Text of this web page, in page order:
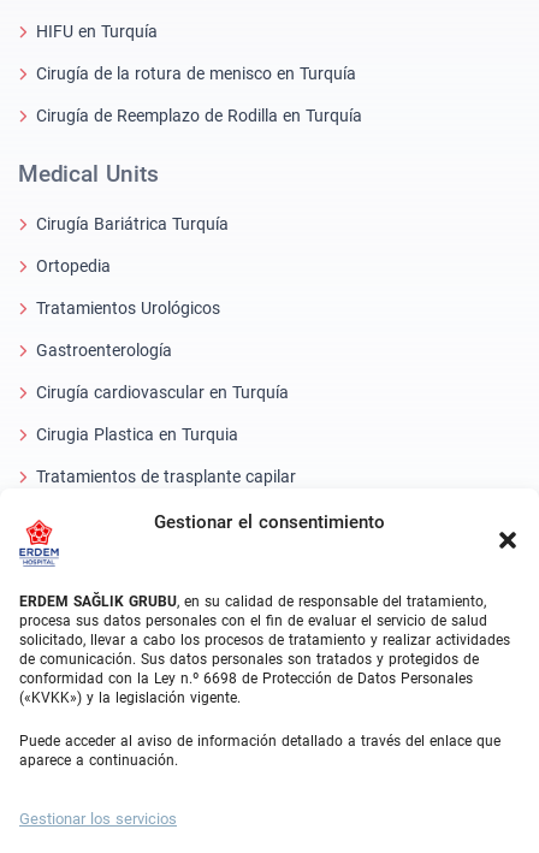
Gestionar el consentimiento
ERDEM SAĞLIK GRUBU, en su calidad de responsable del tratamiento,
procesa sus datos personales con el fin de evaluar el servicio de salud
solicitado, llevar a cabo los procesos de tratamiento y realizar actividades
de comunicación. Sus datos personales son tratados y protegidos de
conformidad con la Ley n.º 6698 de Protección de Datos Personales
(«KVKK») y la legislación vigente.
Puede acceder al aviso de información detallado a través del enlace que
aparece a continuación.
Gestionar los servicios
HIFU en Turquía
Cirugía de la rotura de menisco en Turquía
Cirugía de Reemplazo de Rodilla en Turquía
Medical Units
Cirugía Bariátrica Turquía
Ortopedia
Tratamientos Urológicos
Gastroenterología
Cirugía cardiovascular en Turquía
Cirugia Plastica en Turquia
Tratamientos de trasplante capilar
Tratamientos Dentales Turquía
Láser Ocular
About Erdem
Quiénes somos
Unidades Médicas
Equipo médico